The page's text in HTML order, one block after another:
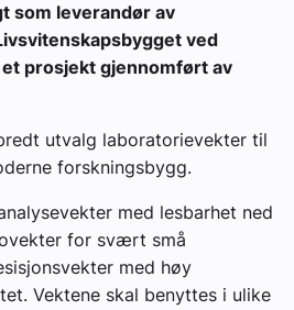
som leverandør av
ved
prosjekt gjennomført av
utvalg laboratorievekter til
forskningsbygg.
med lesbarhet ned
for svært små
med høy
Vektene skal benyttes i ulike